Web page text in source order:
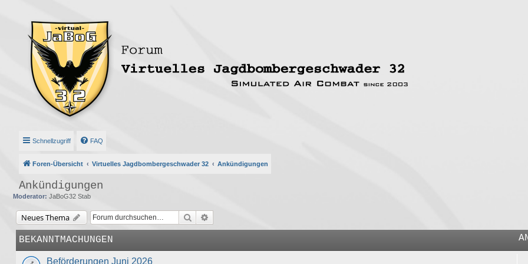
Schnellzugriff FAQ
Foren-Übersicht Virtuelles Jagdbombergeschwader 32 Ankündigungen
Ankündigungen
Moderator: JaBoG32 Stab
Neues Thema Suche
BEKANNTMACHUNGEN
Beförderungen Juni 2026